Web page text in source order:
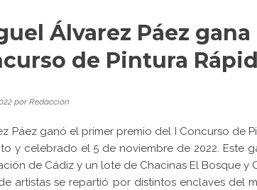
Álvarez Páez
de Pintura
porRedacción
Páez ganó el primer premio del I Concurso de
y celebrado el 5 de noviembre de 2022. Este
de Cádiz y un lote de Chacinas El Bosque y
artistas se repartió por distintos enclaves del